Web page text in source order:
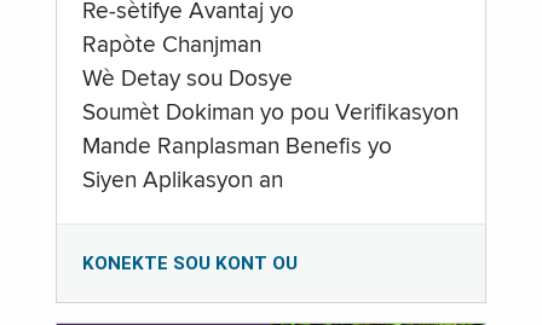
Re-sètifye Avantaj yo
Rapòte Chanjman
Wè Detay sou Dosye
Soumèt Dokiman yo pou Verifikasyon
Mande Ranplasman Benefis yo
Siyen Aplikasyon an
KONEKTE SOU KONT OU